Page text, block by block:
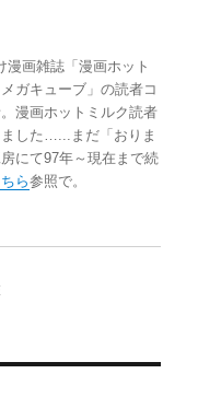
漫画雑誌「漫画ホット
ガキューブ」の読者コ
漫画ホットミルク読者
した…...まだ「おりま
にて97年～現在まで続
ちら参照で。